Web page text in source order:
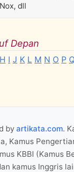
dll
Depan
H I J K L M N O P
by artikata.com.
Kamus
KBBI (Kamus
kamus Inggris